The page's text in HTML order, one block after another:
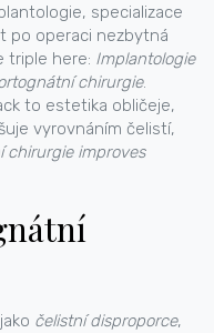
, specializace
po operaci nezbytná
triple here: Implantologie
chirurgie.
to estetika obličeje,
vyrovnáním čelistí,
chirurgie improves
čelistní disproporce,